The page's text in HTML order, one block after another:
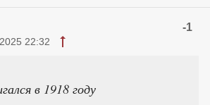
-1
22:32
в 1918 году